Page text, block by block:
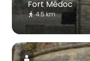
Fort Médoc
4.5 km